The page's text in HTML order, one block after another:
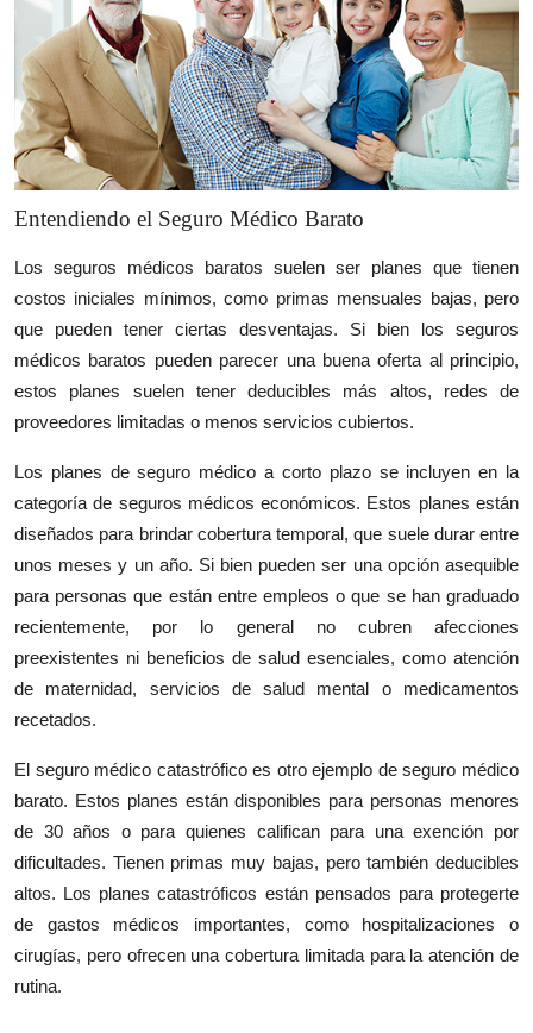
Entendiendo el Seguro Médico Barato
Los seguros médicos baratos suelen ser planes que tienen
costos iniciales mínimos, como primas mensuales bajas, pero
que pueden tener ciertas desventajas. Si bien los seguros
médicos baratos pueden parecer una buena oferta al principio,
estos planes suelen tener deducibles más altos, redes de
proveedores limitadas o menos servicios cubiertos.
Los planes de seguro médico a corto plazo se incluyen en la
categoría de seguros médicos económicos. Estos planes están
diseñados para brindar cobertura temporal, que suele durar entre
unos meses y un año. Si bien pueden ser una opción asequible
para personas que están entre empleos o que se han graduado
recientemente, por lo general no cubren afecciones
preexistentes ni beneficios de salud esenciales, como atención
de maternidad, servicios de salud mental o medicamentos
recetados.
El seguro médico catastrófico es otro ejemplo de seguro médico
barato. Estos planes están disponibles para personas menores
de 30 años o para quienes califican para una exención por
dificultades. Tienen primas muy bajas, pero también deducibles
altos. Los planes catastróficos están pensados para protegerte
de gastos médicos importantes, como hospitalizaciones o
cirugías, pero ofrecen una cobertura limitada para la atención de
rutina.